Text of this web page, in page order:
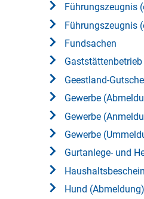
Führungszeugnis
Führungszeugnis
Fundsachen
Geestland-
Gewerbe
Gewerbe
Gewerbe
Gurtanlege- und
Hund (Abmeldung)